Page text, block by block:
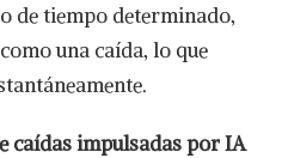
de tiempo determinado,
una caída, lo que
caídas impulsadas por IA